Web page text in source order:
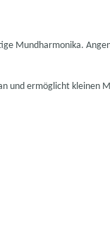
Mundharmonika.
und ermöglicht kleinen